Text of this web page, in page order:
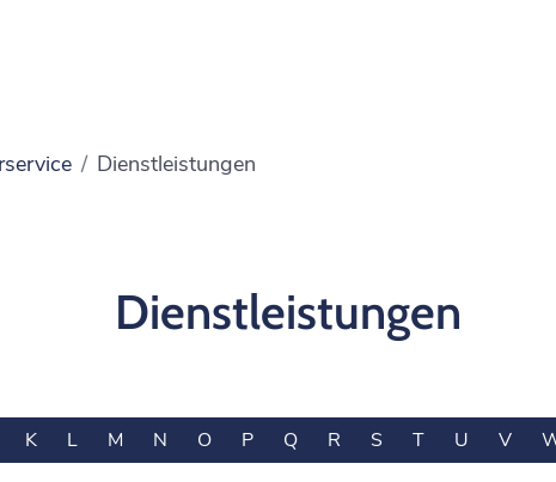
Dienstleistungen
Dienstleistungen
K L M N O P Q R S T U V